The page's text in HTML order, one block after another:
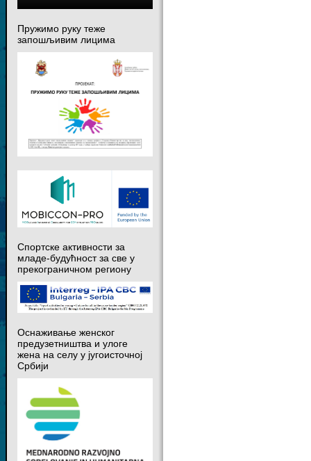
Пружимо руку теже
запошљивим лицима
Спортске активности за
младе-будућност за све у
прекограничном региону
Оснаживање женског
предузетништва и улоге
жена на селу у југоисточној
Србији